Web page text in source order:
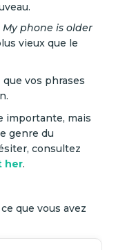
My phone is older
vieux que le
vos phrases
importante, mais
genre du
consultez
her.
que vous avez